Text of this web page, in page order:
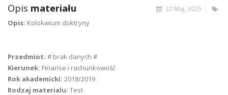
22 Maj, 2025
Opis materiału
Opis: Kolokwium doktryny
Przedmiot: # brak danych #
Kierunek: Finanse i rachunkowość
Rok akademicki: 2018/2019
Rodzaj materialu: Test